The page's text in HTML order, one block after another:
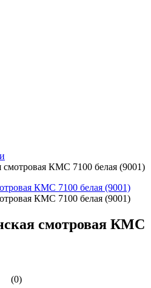
КМС 7100 белая (9001)
смотровая КМС
(0)